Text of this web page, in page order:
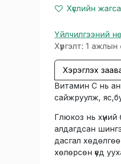
Хүслийн
Үйлчилгээний
Хүргэлт: 1
Хэрэглэх
Витамин С нь
сайжруулж,
Глюкоз нь хүний
алдагдсан
дасгал
хөлөрсөн үед